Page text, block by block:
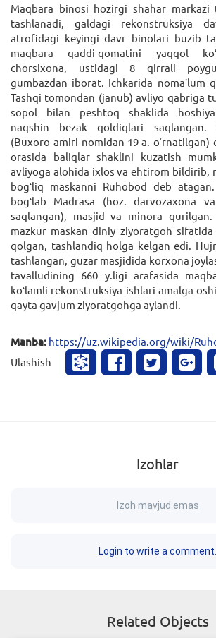
Maqbara binosi hozirgi shahar markazi
tashlanadi, galdagi rekonstruksiya
atrofidagi keyingi davr binolari buzib
maqbara qaddi-qomatini yaqqol
chorsixona, ustidagi 8 qirrali
gumbazdan iborat. Ichkarida nomaʼlum
Tashqi tomondan (janub) avliyo qabriga
sopol bilan peshtoq shaklida
naqshin bezak qoldiqlari saqlangan.
(Buxoro amiri nomidan 19-a. oʻrnatilgan)
orasida baliqlar shaklini kuzatish
avliyoga alohida ixlos va ehtirom bildirib,
bogʻliq maskanni Ruhobod deb
bogʻlab Madrasa (hoz. darvozaxona
saqlangan), masjid va minora qurilgan.
mazkur maskan diniy ziyoratgoh sifatida
qolgan, tashlandiq holga kelgan edi.
tashlangan, guzar masjidida korxona
tavalludining 660 y.ligi arafasida
koʻlamli rekonstruksiya ishlari amalga
qayta gavjum ziyoratgohga aylandi.
Manba: https://uz.wikipedia.org/wiki/
Ulashish
Izohlar
Izoh mavjud emas
Login to write a comment.
Related Objects